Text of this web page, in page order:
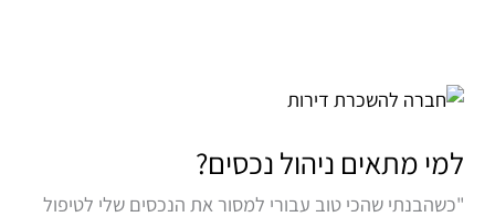
למי מתאים ניהול נכסים?
"כשהבנתי שהכי טוב עבורי למסור את הנכסים שלי לטיפול
למי
ניהול